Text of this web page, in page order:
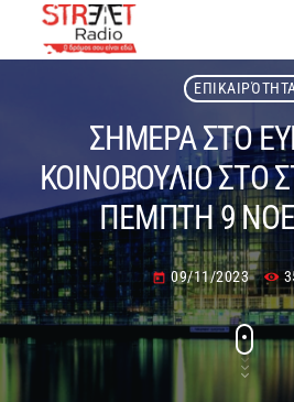
ΣΗΜΕΡΑ ΣΤΟ
ΚΟΙΝΟΒΟΥΛΙΟ ΣΤΟ
ΠΕΜΠΤΗ 9
today 09/11/2023